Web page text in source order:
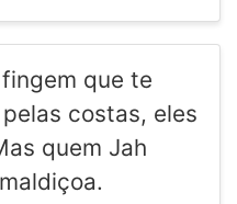
que te
costas, eles
quem Jah